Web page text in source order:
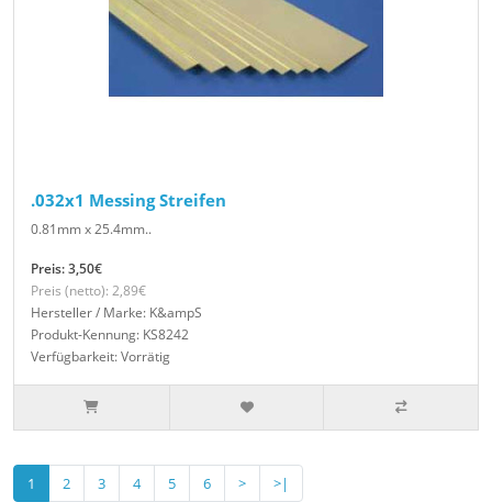
.032x1 Messing Streifen
0.81mm x 25.4mm..
Preis: 3,50€
Preis (netto): 2,89€
Hersteller / Marke: K&ampS
Produkt-Kennung: KS8242
Verfügbarkeit: Vorrätig
1 2 3 4 5 6 > >|